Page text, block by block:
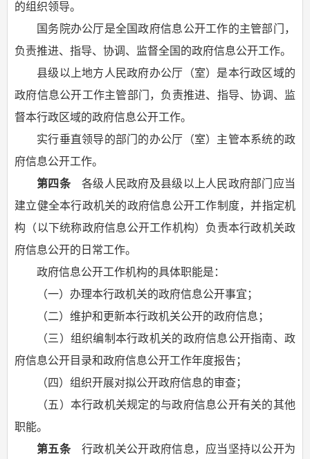
的组织领导。
国务院办公厅是全国政府信息公开工作的主管部门，
负责推进、指导、协调、监督全国的政府信息公开工作。
县级以上地方人民政府办公厅（室）是本行政区域的
政府信息公开工作主管部门，负责推进、指导、协调、监
督本行政区域的政府信息公开工作。
实行垂直领导的部门的办公厅（室）主管本系统的政
府信息公开工作。
第四条各级人民政府及县级以上人民政府部门应当
建立健全本行政机关的政府信息公开工作制度，并指定机
构（以下统称政府信息公开工作机构）负责本行政机关政
府信息公开的日常工作。
政府信息公开工作机构的具体职能是：
（一）办理本行政机关的政府信息公开事宜；
（二）维护和更新本行政机关公开的政府信息；
（三）组织编制本行政机关的政府信息公开指南、政
府信息公开目录和政府信息公开工作年度报告；
（四）组织开展对拟公开政府信息的审查；
（五）本行政机关规定的与政府信息公开有关的其他
职能。
第五条行政机关公开政府信息，应当坚持以公开为